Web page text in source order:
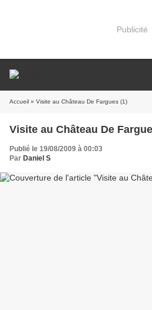
Publicité
Accueil » Visite au Château De Fargues (1)
Visite au Château De
Publié le 19/08/2009 à 00:03
Par Daniel S